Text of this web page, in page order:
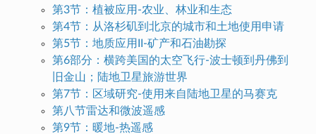
第3节：植被应用-农业、林业和生态
第4节：从洛杉矶到北京的城市和土地使用申请
第5节：地质应用II-矿产和石油勘探
第6部分：横跨美国的太空飞行-波士顿到丹佛到
旧金山；陆地卫星旅游世界
第7节：区域研究-使用来自陆地卫星的马赛克
第八节雷达和微波遥感
第9节：暖地-热遥感